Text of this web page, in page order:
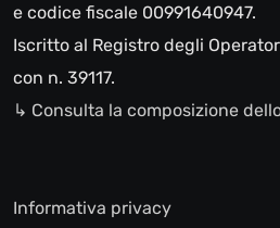
e codice fiscale 00991640947.
Iscritto al Registro degli
con n. 39117.
↳ Consulta la composizione
Informativa privacy